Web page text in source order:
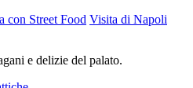
Visita di Napoli
e delizie del palato.